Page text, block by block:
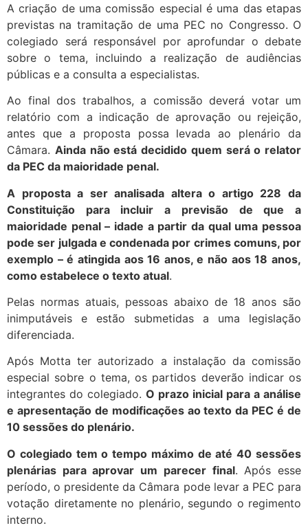
A criação de uma comissão especial é uma das etapas
previstas na tramitação de uma PEC no Congresso. O
colegiado será responsável por aprofundar o debate
sobre o tema, incluindo a realização de audiências
públicas e a consulta a especialistas.
Ao final dos trabalhos, a comissão deverá votar um
relatório com a indicação de aprovação ou rejeição,
antes que a proposta possa levada ao plenário da
Câmara. Ainda não está decidido quem será o relator
da PEC da maioridade penal.
A proposta a ser analisada altera o artigo 228 da
Constituição para incluir a previsão de que a
maioridade penal – idade a partir da qual uma pessoa
pode ser julgada e condenada por crimes comuns, por
exemplo – é atingida aos 16 anos, e não aos 18 anos,
como estabelece o texto atual.
Pelas normas atuais, pessoas abaixo de 18 anos são
inimputáveis e estão submetidas a uma legislação
diferenciada.
Após Motta ter autorizado a instalação da comissão
especial sobre o tema, os partidos deverão indicar os
integrantes do colegiado. O prazo inicial para a análise
e apresentação de modificações ao texto da PEC é de
10 sessões do plenário.
O colegiado tem o tempo máximo de até 40 sessões
plenárias para aprovar um parecer final. Após esse
período, o presidente da Câmara pode levar a PEC para
votação diretamente no plenário, segundo o regimento
interno.